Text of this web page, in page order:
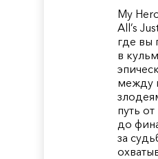
My
All’s
где вы
в
между
путь
до
за